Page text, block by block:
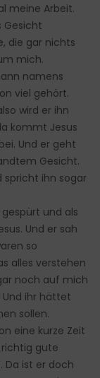
meine Arbeit.
Gesicht
die gar nichts
mich.
namens
viel gehört.
wird er ihn
kommt Jesus
Und er geht
Gesicht.
spricht ihn sogar
und als
Und er sah
so
alles verstehen
noch auf mich
ihr hättet
sollen.
eine kurze Zeit
gute
Da ist er doch